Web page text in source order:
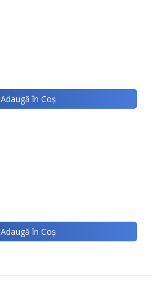
Adaugă în Coş
Adaugă în Coş